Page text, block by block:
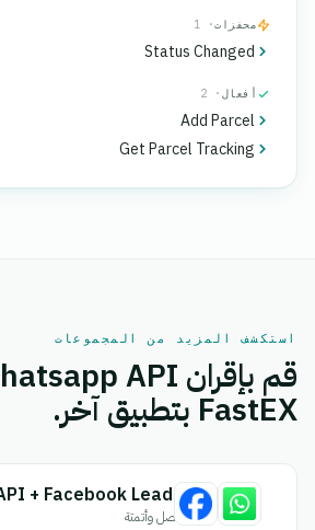
محفزات· 1
Status Changed
أفعال · 2
Add Parcel
Get Parcel Tracking
استكشف المزيد من المجموعات
FastEX بتطبيق آخر.
+ Facebook Leads
اتصل وأتمتة